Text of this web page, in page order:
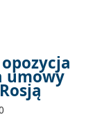
umowy